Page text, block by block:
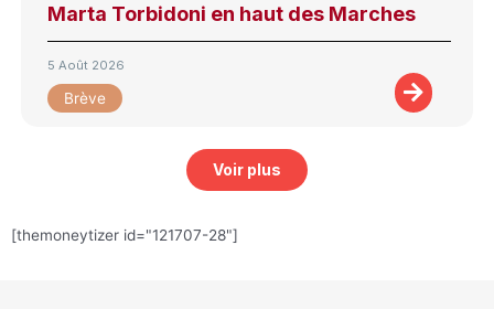
Marta Torbidoni en haut des Marches
5 Août 2026
Brève
Voir plus
[themoneytizer id="121707-28"]